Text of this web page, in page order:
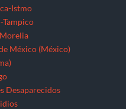
Istmo
México (México)
Desaparecidos